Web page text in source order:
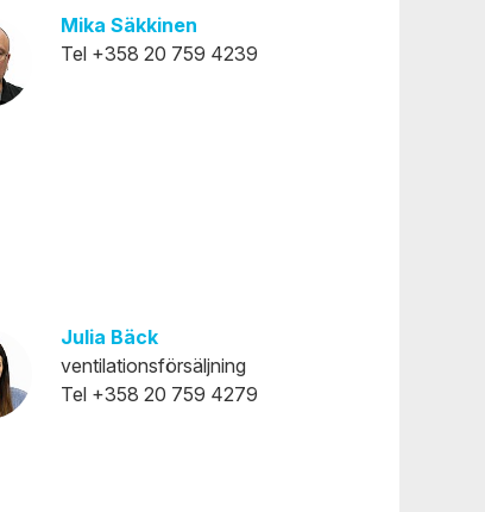
Mika Säkkinen
Tel +358 20 759 4239
Julia Bäck
ventilationsförsäljning
Tel +358 20 759 4279